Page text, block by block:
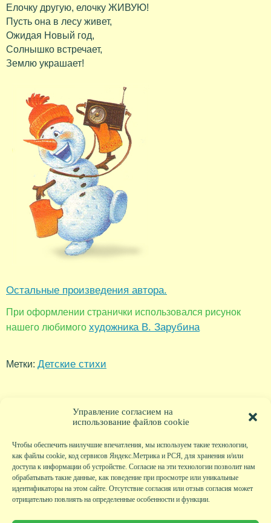
Управление согласием на
использование файлов cookie
Чтобы обеспечить наилучшие впечатления, мы используем такие технологии,
как файлы cookie, код сервисов Яндекс.Метрика и РСЯ, для хранения и/или
доступа к информации об устройстве. Согласие на эти технологии позволит нам
обрабатывать такие данные, как поведение при просмотре или уникальные
идентификаторы на этом сайте. Отсутствие согласия или отзыв согласия может
отрицательно повлиять на определенные особенности и функции.
Елочку другую, елочку ЖИВУЮ!
Пусть она в лесу живет,
Ожидая Новый год,
Солнышко встречает,
Землю украшает!
Остальные произведения автора.
При оформлении странички использовался рисунок
нашего любимого художника В. Зарубина
Метки: Детские стихи